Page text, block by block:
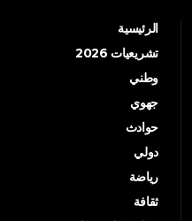
الرئيسية
تشريعيات 2026
وطني
جهوي
حوادث
دولي
رياضة
ثقافة